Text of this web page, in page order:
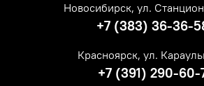
Новосибирск, ул.
+7 (383) 36-36-
Красноярск, ул.
+7 (391) 290-60-